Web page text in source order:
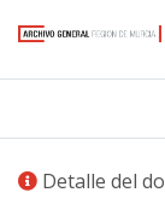
Detalle del